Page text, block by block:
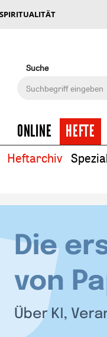
Suche
ONLINE HEFTE
Heftarchiv